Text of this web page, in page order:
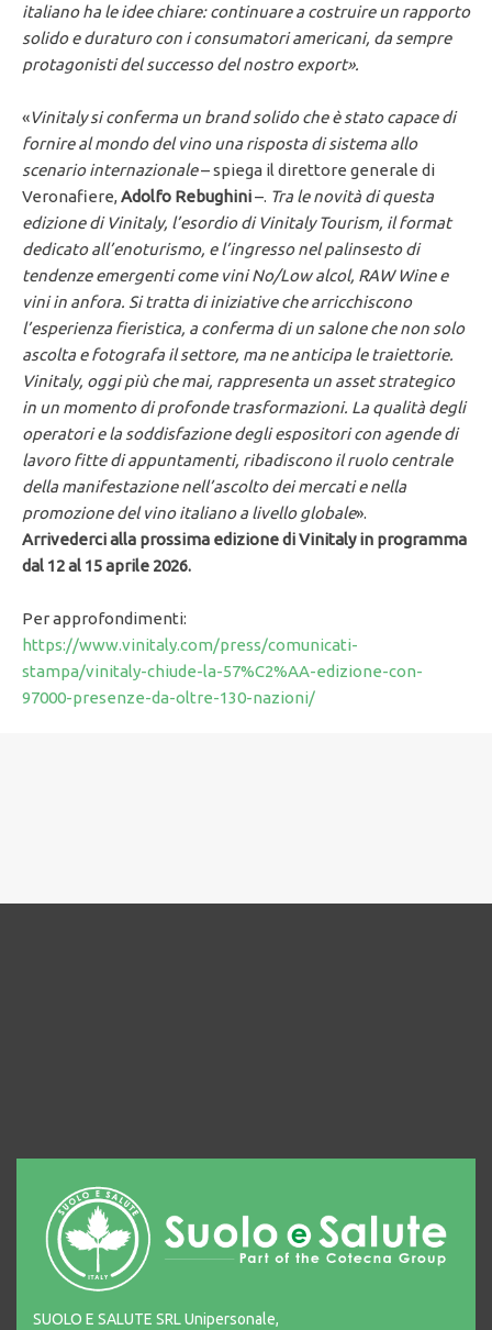
italiano ha le idee chiare: continuare a costruire un rapporto
solido e duraturo con i consumatori americani, da sempre
protagonisti del successo del nostro export».
«Vinitaly si conferma un brand solido che è stato capace di
fornire al mondo del vino una risposta di sistema allo
scenario internazionale– spiega il direttore generale di
Veronafiere,Adolfo Rebughini–. Tra le novità di questa
edizione di Vinitaly, l’esordio di Vinitaly Tourism, il format
dedicato all’enoturismo, e l’ingresso nel palinsesto di
tendenze emergenti come vini No/Low alcol, RAW Wine e
vini in anfora. Si tratta di iniziative che arricchiscono
l’esperienza fieristica, a conferma di un salone che non solo
ascolta e fotografa il settore, ma ne anticipa le traiettorie.
Vinitaly, oggi più che mai, rappresenta un asset strategico
in un momento di profonde trasformazioni. La qualità degli
operatori e la soddisfazione degli espositori con agende di
lavoro fitte di appuntamenti, ribadiscono il ruolo centrale
della manifestazione nell’ascolto dei mercati e nella
promozione del vino italiano a livello globale».
Arrivederci alla prossima edizione di Vinitaly in programma
dal 12 al 15 aprile 2026.
Per approfondimenti:
https://www.vinitaly.com/press/comunicati-
stampa/vinitaly-chiude-la-57%C2%AA-edizione-con-
97000-presenze-da-oltre-130-nazioni/
SUOLO E SALUTE SRL Unipersonale,